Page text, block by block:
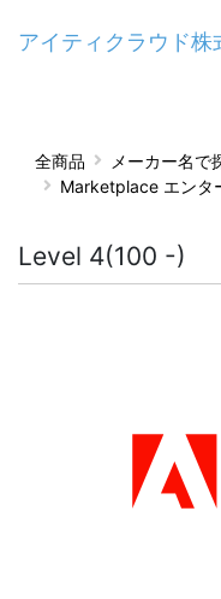
アイティクラウド株
全商品 メーカー名で
Marketplace エンタ
Level 4(100 -)